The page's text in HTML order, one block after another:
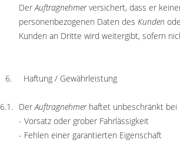
DerAuftragnehmerversichert, dass er
personenbezogenen Daten des Kunden
Kunden an Dritte wird weitergibt, sofern
Haftung / Gewährleistung
DerAuftragnehmerhaftet unbeschränkt bei
- Vorsatz oder grober Fahrlässigkeit
- Fehlen einer garantierten Eigenschaft